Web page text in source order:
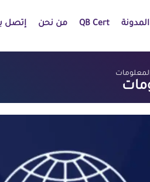
المدونة QB Cert من نحن إتصل